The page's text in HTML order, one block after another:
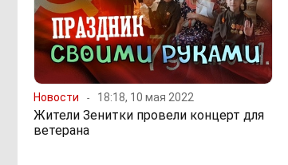
Новости 18:18, 10 мая 2022
Жители Зенитки провели концерт для
ветерана